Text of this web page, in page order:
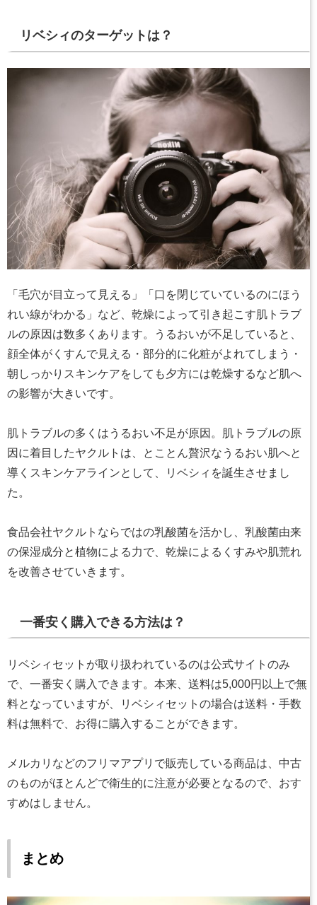
リベシィのターゲットは？
「毛穴が目立って見える」「口を閉じていているのにほう
れい線がわかる」など、乾燥によって引き起こす肌トラブ
ルの原因は数多くあります。うるおいが不足していると、
顔全体がくすんで見える・部分的に化粧がよれてしまう・
朝しっかりスキンケアをしても夕方には乾燥するなど肌へ
の影響が大きいです。
肌トラブルの多くはうるおい不足が原因。肌トラブルの原
因に着目したヤクルトは、とことん贅沢なうるおい肌へと
導くスキンケアラインとして、リベシィを誕生させまし
た。
食品会社ヤクルトならではの乳酸菌を活かし、乳酸菌由来
の保湿成分と植物による力で、乾燥によるくすみや肌荒れ
を改善させていきます。
一番安く購入できる方法は？
リベシィセットが取り扱われているのは公式サイトのみ
で、一番安く購入できます。本来、送料は5,000円以上で無
料となっていますが、リベシィセットの場合は送料・手数
料は無料で、お得に購入することができます。
メルカリなどのフリマアプリで販売している商品は、中古
のものがほとんどで衛生的に注意が必要となるので、おす
すめはしません。
まとめ